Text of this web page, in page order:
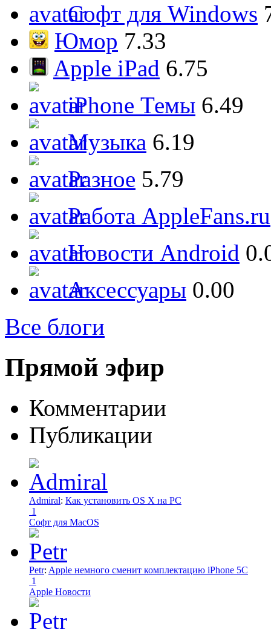
Софт для Windows
Юмор 7.33
Apple iPad 6.75
iPhone Темы 6.49
Музыка 6.19
Разное 5.79
Работа AppleFans.ru
Новости Android
Аксессуары 0.00
Все блоги
Прямой эфир
Комментарии
Публикации
Admiral: Как установить OS X на PC
1
Софт для MacOS
Petr: Apple немного сменит комплектацию iPhone 5C
1
Apple Новости